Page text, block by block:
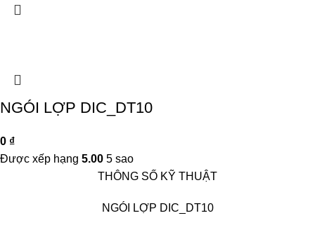
NGÓI LỢP DIC_DT10
0 ₫
Được xếp hạng 5.00 5 sao
THÔNG SỐ KỸ THUẬT
NGÓI LỢP DIC_DT10